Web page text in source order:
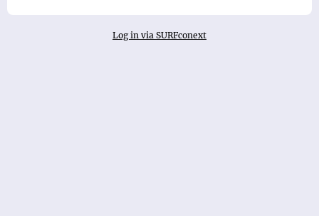
Log in via SURFconext